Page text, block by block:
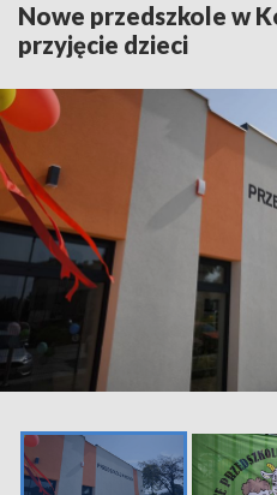
Nowe przedszkole w
przyjęcie dzieci